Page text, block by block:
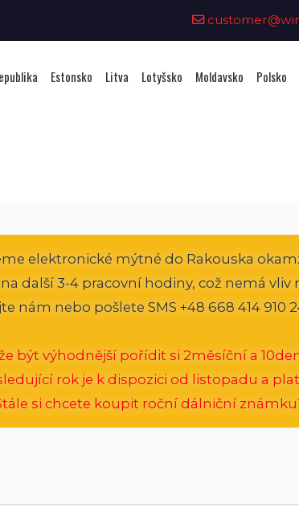
Estonsko Litva Lotyšsko Moldavsko Polsko
elektronické mýtné do Rakouska
další 3-4 pracovní hodiny, což nemá
nám nebo pošlete SMS +48 668 414 910
být výhodnější pořídit si 2měsíční a
rok je k dispozici od listopadu a
si chcete koupit roční dálniční